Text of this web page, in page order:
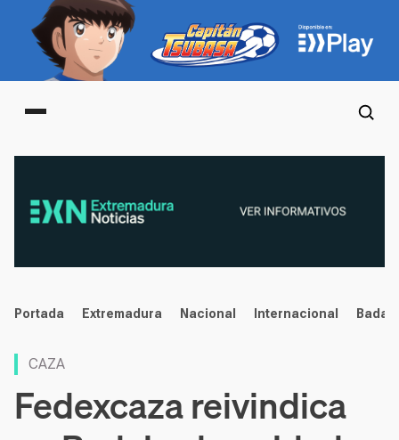
Main menu
noticias
Portada Extremadura Nacional Internacional
CAZA
Fedexcaza reivindica